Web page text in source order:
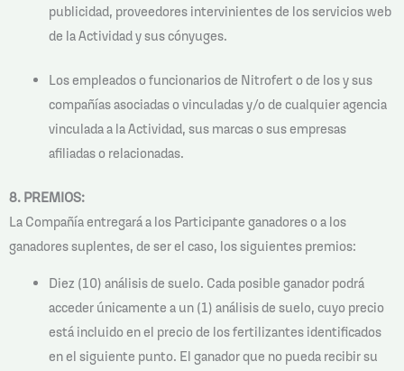
publicidad, proveedores intervinientes de los servicios web
de la Actividad y sus cónyuges.
Los empleados o funcionarios de Nitrofert o de los y sus
compañías asociadas o vinculadas y/o de cualquier agencia
vinculada a la Actividad, sus marcas o sus empresas
afiliadas o relacionadas.
8. PREMIOS:
La Compañía entregará a los Participante ganadores o a los
ganadores suplentes, de ser el caso, los siguientes premios:
Diez (10) análisis de suelo. Cada posible ganador podrá
acceder únicamente a un (1) análisis de suelo, cuyo precio
está incluido en el precio de los fertilizantes identificados
en el siguiente punto. El ganador que no pueda recibir su